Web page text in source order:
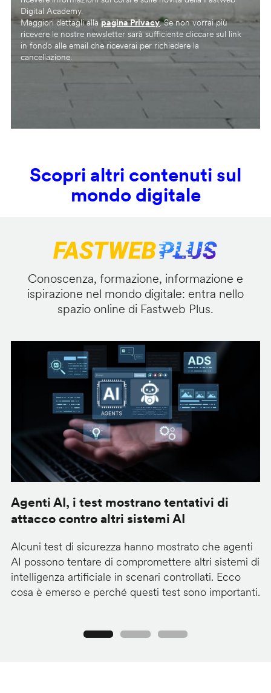
Digital Academy.
Maggiori dettagli allapagina Privacy. Se non vorrai più
ricevere le nostre newsletter sarà sufficiente cliccare sul link
in fondo alle email che riceverai per richiedere la
cancellazione.
Scopri altri contenuti sul
mondo digitale
Conoscenza, formazione, informazione e
ispirazione nel mondo digitale: entra nello
spazio online di Fastweb Plus.
Agenti AI, i test mostrano tentativi di
attacco contro altri sistemi AI
Alcuni test di sicurezza hanno mostrato che agenti
AI possono tentare di compromettere altri sistemi di
intelligenza artificiale in scenari controllati. Ecco
cosa è emerso e perché questi test sono importanti.